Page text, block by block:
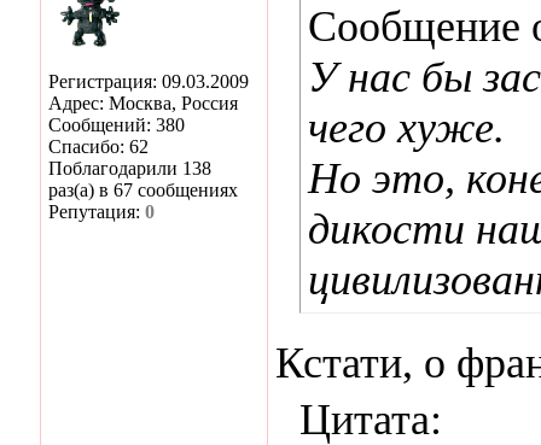
Регистрация: 09.03.2009
Адрес: Москва, Россия
Сообщений: 380
Спасибо: 62
Поблагодарили 138
раз(а) в 67 сообщениях
Репутация: 0
Сообщение
У нас бы
чего хуже.
Но это,
дикости
Кстати, о
Цитата: